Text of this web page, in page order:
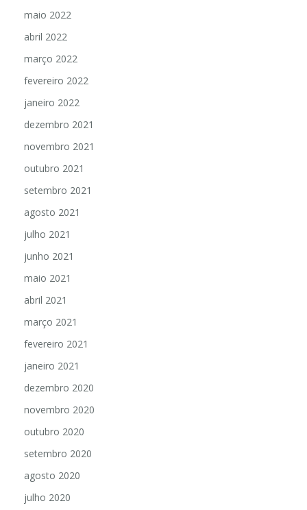
maio 2022
abril 2022
março 2022
fevereiro 2022
janeiro 2022
dezembro 2021
novembro 2021
outubro 2021
setembro 2021
agosto 2021
julho 2021
junho 2021
maio 2021
abril 2021
março 2021
fevereiro 2021
janeiro 2021
dezembro 2020
novembro 2020
outubro 2020
setembro 2020
agosto 2020
julho 2020